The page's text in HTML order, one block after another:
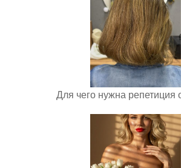
Для чего нужна репетиция